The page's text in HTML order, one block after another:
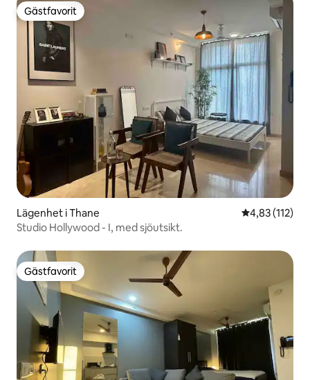
Gästfavorit
Gästfavorit
Lägenhet i Thane 4,83 av 5 i
4,83 (112)
Studio Hollywood - I, med sjöutsikt.
Gästfavorit
Gästfavorit